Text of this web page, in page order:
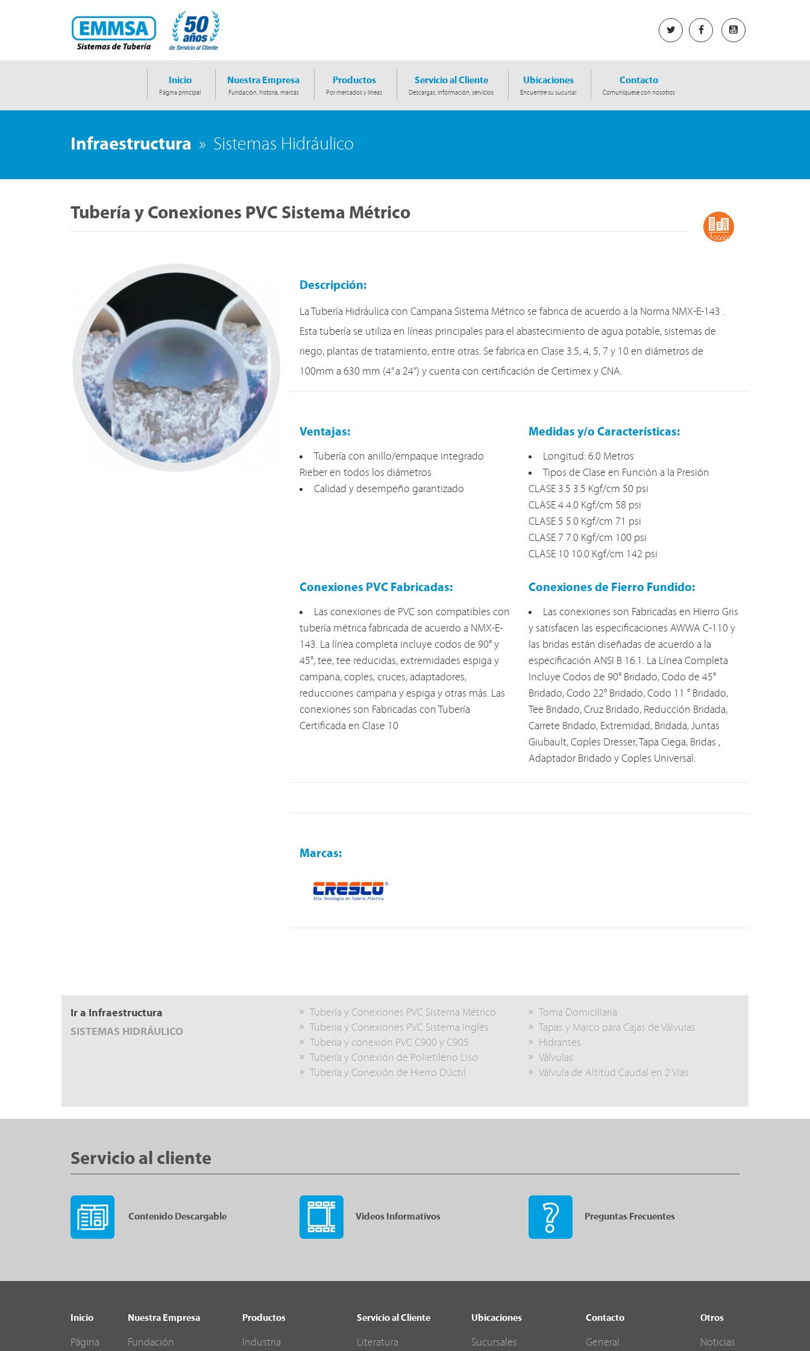
Inicio
Página principal
Nuestra Empresa
Fundación, historia, marcas
Productos
Por mercados y líneas
Servicio al Cliente
Descargas, información, servicios
Ubicaciones
Encuentre su sucursal
Contacto
Comuniquese con nosotros
Infraestructura » Sistemas Hidráulico
Tubería y Conexiones PVC Sistema Métrico
Descripción:
La Tubería Hidráulica con Campana Sistema Métrico se fabrica de acuerdo a la Norma NMX-E-143 .
Esta tubería se utiliza en líneas principales para el abastecimiento de agua potable, sistemas de
riego, plantas de tratamiento, entre otras. Se fabrica en Clase 3.5, 4, 5, 7 y 10 en diámetros de
100mm a 630 mm (4” a 24”) y cuenta con certificación de Certimex y CNA.
Ventajas:
Tubería con anillo/empaque integrado
Rieber en todos los diámetros
Calidad y desempeño garantizado
Medidas y/o Características:
Longitud: 6.0 Metros
Tipos de Clase en Función a la Presión
CLASE 3.5 3.5 Kgf/cm 50 psi
CLASE 4 4.0 Kgf/cm 58 psi
CLASE 5 5.0 Kgf/cm 71 psi
CLASE 7 7.0 Kgf/cm 100 psi
CLASE 10 10.0 Kgf/cm 142 psi
Conexiones PVC Fabricadas:
Las conexiones de PVC son compatibles con
tubería métrica fabricada de acuerdo a NMX-E-
143. La línea completa incluye codos de 90° y
45°, tee, tee reducidas, extremidades espiga y
campana, coples, cruces, adaptadores,
reducciones campana y espiga y otras más. Las
conexiones son Fabricadas con Tubería
Certificada en Clase 10
Conexiones de Fierro Fundido:
Las conexiones son Fabricadas en Hierro Gris
y satisfacen las especificaciones AWWA C-110 y
las bridas están diseñadas de acuerdo a la
especificación ANSI B 16.1. La Línea Completa
Incluye Codos de 90° Bridado, Codo de 45°
Bridado, Codo 22° Bridado, Codo 11 ° Bridado,
Tee Bridado, Cruz Bridado, Reducción Bridada,
Carrete Bridado, Extremidad, Bridada, Juntas
Giubault, Coples Dresser, Tapa Ciega, Bridas ,
Adaptador Bridado y Coples Universal.
Marcas:
Ir a Infraestructura
SISTEMAS HIDRÁULICO
Tubería y Conexiones PVC Sistema Métrico
Tubería y Conexiones PVC Sistema Inglés
Tubería y conexión PVC C900 y C905
Tubería y Conexión de Polietileno Liso
Tubería y Conexión de Hierro Dúctil
Toma Domiciliaria
Tapas y Marco para Cajas de Válvulas
Hidrantes
Válvulas
Válvula de Altitud Caudal en 2 Vías
Servicio al cliente
Contenido Descargable Videos Informativos Preguntas Frecuentes
Inicio
Página
Nuestra Empresa
Fundación
Productos
Industria
Servicio al Cliente
Literatura
Ubicaciones
Sucursales
Contacto
General
Otros
Noticias